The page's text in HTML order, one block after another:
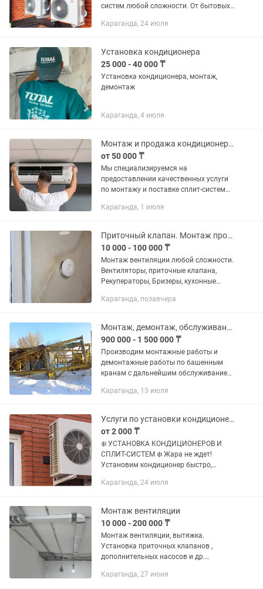
систем любой сложности. От бытовых
систем. Монтаж кондиционеров любой
два...
Караганда, 24 июля
Установка кондиционера
25 000 - 40 000 ₸
Установка кондиционера, монтаж,
демонтаж
Караганда, 4 июля
Монтаж и продажа кондиционеров
от 50 000 ₸
Мы специализируемся на
предоставлении качественных услуги
по монтажу и поставке сплит-систем
помещений. Наша компания успешно
это...
Караганда, 1 июля
Приточный клапан. Монтаж профессионально .
10 000 - 100 000 ₸
Монтаж вентиляции любой сложности.
Вентиляторы, приточные клапана,
Рекуператоры, Бризеры, кухонные
на чистовую. Обработка помещений от
Караганда, позавчера
Монтаж, демонтаж, обслуживание башенных кранов.
900 000 - 1 500 000 ₸
Производим монтажные работы и
демонтажные работы по башенным
кранам с дальнейшим обслуживанием
Караганда, 13 июля
Услуги по установки кондиционеров
от 2 000 ₸
❄️ УСТАНОВКА КОНДИЦИОНЕРОВ И
СПЛИТ-СИСТЕМ ❄️ Жара не ждет!
Установим кондиционер быстро,
вашем доме или офисе всегда была
Караганда, 24 июля
Монтаж вентиляции
10 000 - 200 000 ₸
Монтаж вентиляции, вытяжка.
Установка приточных клапанов ,
дополнительных насосов и др.
Кратчайшие сроки исполнения.
Караганда, 27 июня